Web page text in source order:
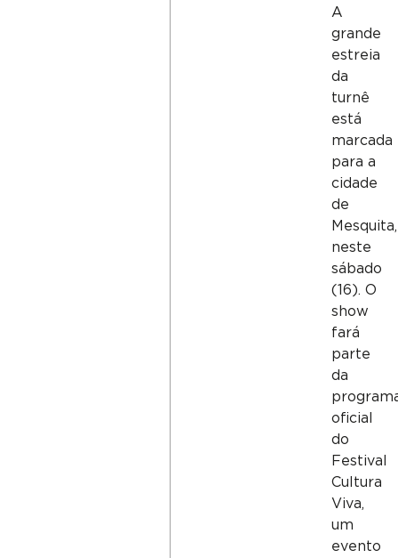
A
grande
estreia
da
turnê
está
marcada
para a
cidade
de
Mesquita,
neste
sábado
(16). O
show
fará
parte
da
oficial
do
Festival
Cultura
Viva,
um
evento